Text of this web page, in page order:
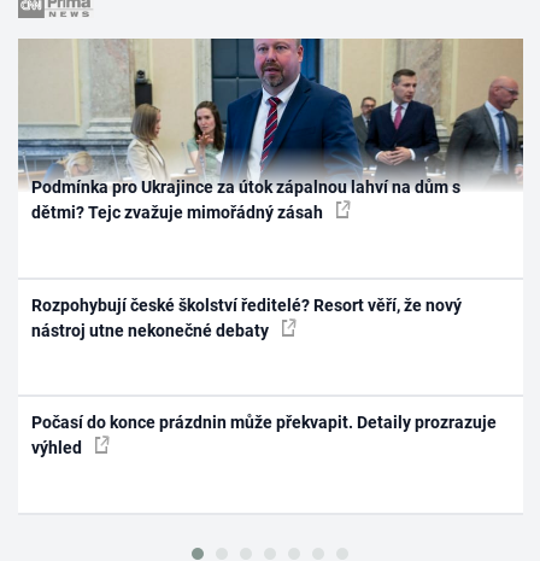
Podmínka pro Ukrajince za útok zápalnou lahví na dům s
dětmi? Tejc zvažuje mimořádný zásah
Rozpohybují české školství ředitelé? Resort věří, že nový
nástroj utne nekonečné debaty
Počasí do konce prázdnin může překvapit. Detaily prozrazuje
výhled